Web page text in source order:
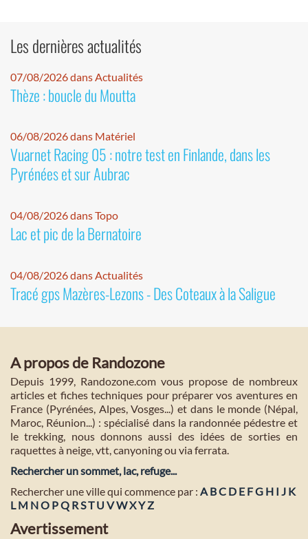
Les dernières actualités
07/08/2026 dans Actualités
Thèze : boucle du Moutta
06/08/2026 dans Matériel
Vuarnet Racing 05 : notre test en Finlande, dans les
Pyrénées et sur Aubrac
04/08/2026 dans Topo
Lac et pic de la Bernatoire
04/08/2026 dans Actualités
Tracé gps Mazères-Lezons - Des Coteaux à la Saligue
A propos de Randozone
Depuis 1999, Randozone.com vous propose de nombreux
articles et fiches techniques pour préparer vos aventures en
France (Pyrénées, Alpes, Vosges...) et dans le monde (Népal,
Maroc, Réunion...) : spécialisé dans la randonnée pédestre et
le trekking, nous donnons aussi des idées de sorties en
raquettes à neige, vtt, canyoning ou via ferrata.
Rechercher un sommet, lac, refuge...
Rechercher une ville qui commence par : A BC D E FG H I J K
L M NO PQ R ST U VWXY Z
Avertissement